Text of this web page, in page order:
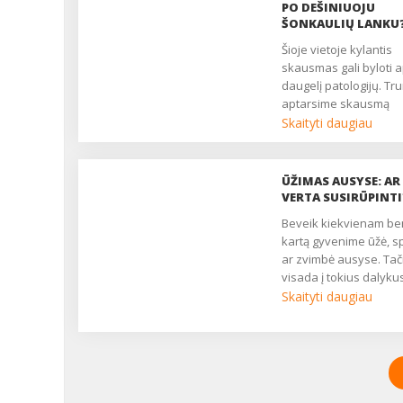
PO DEŠINIUOJU
ŠONKAULIŲ
Šioje vietoje kylantis
skausmas gali byloti
daugelį patologijų.
aptarsime skausmą
sukeliančias priežastis
Skaityti daugiau
ŪŽIMAS AUSYSE: AR
VERTA
Beveik kiekvienam bent
kartą gyvenime ūžė,
ar zvimbė ausyse.
visada į tokius
reikia kreipti dėmesį?
keleri metai man tiek
tiek naktį ūžia ausyse.
Skaityti daugiau